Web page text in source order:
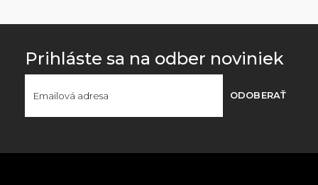
Prihláste sa na odber noviniek
ODOBERAŤ